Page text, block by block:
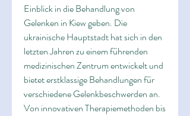
Einblick in die Behandlung von
Gelenken in Kiew geben. Die
ukrainische Hauptstadt hat sich in den
letzten Jahren zu einem führenden
medizinischen Zentrum entwickelt und
bietet erstklassige Behandlungen für
verschiedene Gelenkbeschwerden an.
Von innovativen Therapiemethoden bis